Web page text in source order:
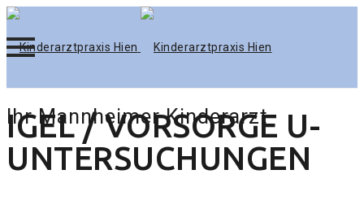
Ihr Mannheimer Kinderarzt
to
content
IGEL / VORSORGE U-
UNTERSUCHUNGEN